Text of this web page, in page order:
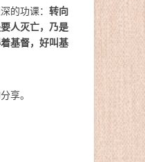
的功课： 转向
人灭亡，乃是
基督，好叫基
享。